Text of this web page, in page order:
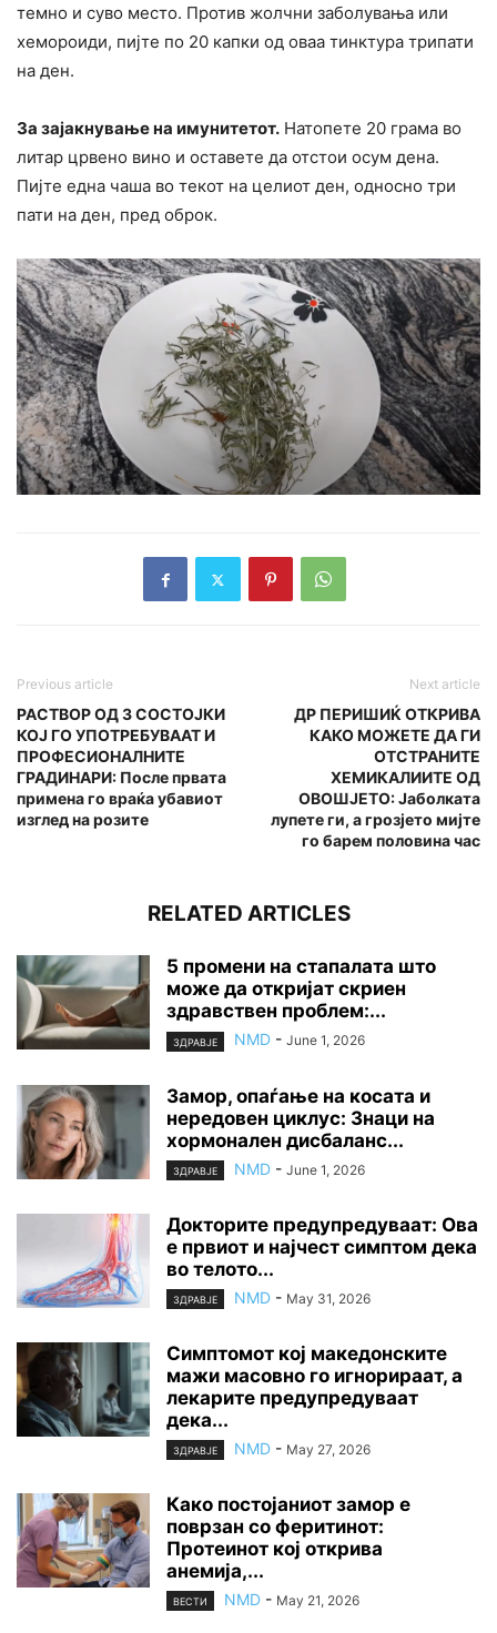
темно и суво место. Против жолчни заболувања или
хемороиди, пијте по 20 капки од оваа тинктура трипати
на ден.
За зајакнување на имунитетот. Натопете 20 грама во
литар црвено вино и оставете да отстои осум дена.
Пијте една чаша во текот на целиот ден, односно три
пати на ден, пред оброк.
Previous article
РАСТВОР ОД 3 СОСТОЈКИ
КОЈ ГО УПОТРЕБУВААТ И
ПРОФЕСИОНАЛНИТЕ
ГРАДИНАРИ: После првата
примена го враќа убавиот
изглед на розите
Next article
ДР ПЕРИШИЌ ОТКРИВА
КАКО МОЖЕТЕ ДА ГИ
ОТСТРАНИТЕ
ХЕМИКАЛИИТЕ ОД
ОВОШЈЕТО: Јаболката
лупете ги, а грозјето мијте
го барем половина час
RELATED ARTICLES
5 промени на стапалата што
може да откријат скриен
здравствен проблем:...
ЗДРАВЈЕ NMD - June 1, 2026
Замор, опаѓање на косата и
нередовен циклус: Знаци на
хормонален дисбаланс...
ЗДРАВЈЕ NMD - June 1, 2026
Докторите предупредуваат: Ова
е првиот и најчест симптом дека
во телото...
ЗДРАВЈЕ NMD - May 31, 2026
Симптомот кој македонските
мажи масовно го игнорираат, а
лекарите предупредуваат
дека...
ЗДРАВЈЕ NMD - May 27, 2026
Како постојаниот замор е
поврзан со феритинот:
Протеинот кој открива
анемија,...
ВЕСТИ NMD - May 21, 2026